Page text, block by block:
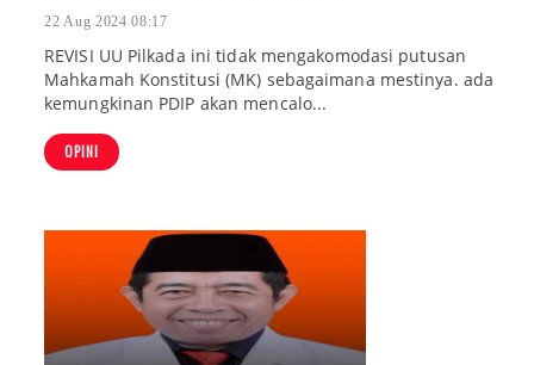
22 Aug 2024 08:17
REVISI UU Pilkada ini tidak mengakomodasi putusan
Mahkamah Konstitusi (MK) sebagaimana mestinya. ada
kemungkinan PDIP akan mencalo...
OPINI